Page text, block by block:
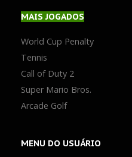
MAISJOGADOS
World Cup Penalty
Tennis
Call of Duty 2
Super Mario Bros.
Arcade Golf
MENU DO USUÁRIO